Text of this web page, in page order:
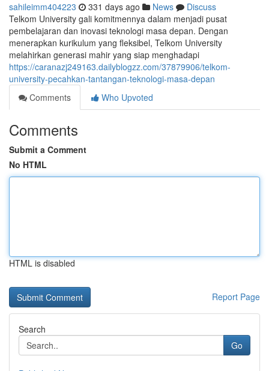
sahileimm404223 331 days ago News
Discuss
Telkom University gali komitmennya dalam menjadi pusat
pembelajaran dan inovasi teknologi masa depan. Dengan
menerapkan kurikulum yang fleksibel, Telkom University
melahirkan generasi mahir yang siap menghadapi
https://caranazj249163.dailyblogzz.com/37879906/telkom-
university-pecahkan-tantangan-teknologi-masa-depan
Comments
Who Upvoted
Comments
Submit a Comment
No HTML
HTML is disabled
Report Page
Search
Go